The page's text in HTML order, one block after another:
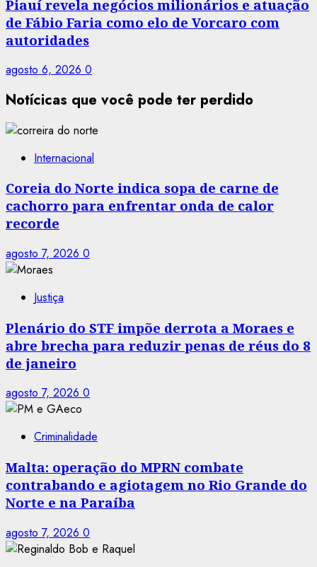
Piauí revela negócios milionários e atuação
de Fábio Faria como elo de Vorcaro com
autoridades
agosto 6, 2026 0
Notícicas que você pode ter perdido
Internacional
Coreia do Norte indica sopa de carne de
cachorro para enfrentar onda de calor
recorde
agosto 7, 2026 0
Justiça
Plenário do STF impõe derrota a Moraes e
abre brecha para reduzir penas de réus do 8
de janeiro
agosto 7, 2026 0
Criminalidade
Malta: operação do MPRN combate
contrabando e agiotagem no Rio Grande do
Norte e na Paraíba
agosto 7, 2026 0